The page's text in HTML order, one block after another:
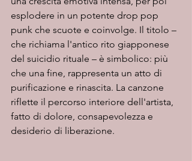
esplodere in un potente drop pop
punk che scuote e coinvolge. Il titolo –
che richiama l'antico rito giapponese
del suicidio rituale – è simbolico: più
che una fine, rappresenta un atto di
purificazione e rinascita. La canzone
riflette il percorso interiore dell'artista,
fatto di dolore, consapevolezza e
desiderio di liberazione.